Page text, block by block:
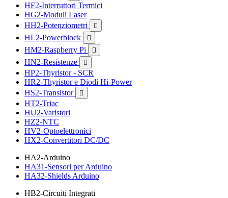
HF2-Interruttori Termici
HG2-Moduli Laser
HH2-Potenziometri

HL2-Powerblock 
HM2-Raspberry Pi 
HN2-Resistenze 
HP2-Thyristor - SCR
HR2-Thyristor e Diodi Hi-Power
HS2-Transistor

HT2-Triac
HU2-Varistori
HZ2-NTC
HV2-Optoelettronici
HX2-Convertitori DC/DC
HA2-Arduino
HA31-Sensori per Arduino
HA32-Shields Arduino
HB2-Circuiti Integrati